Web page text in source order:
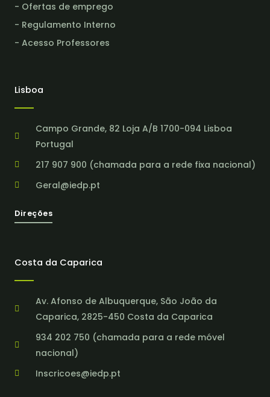
- Ofertas de emprego
- Regulamento Interno
- Acesso Professores
Lisboa
Campo Grande, 82 Loja A/B 1700-094 Lisboa
Portugal
217 907 900 (chamada para a rede fixa nacional)
Geral@iedp.pt
Direções
Costa da Caparica
Av. Afonso de Albuquerque, São João da
Caparica, 2825-450 Costa da Caparica
934 202 750 (chamada para a rede móvel
nacional)
Inscricoes@iedp.pt